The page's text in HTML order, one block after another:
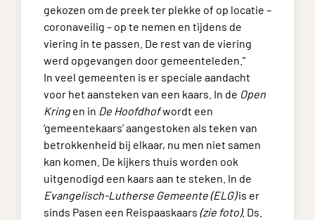
gekozen om de preek ter plekke of op locatie –
coronaveilig – op te nemen en tijdens de
viering in te passen. De rest van de viering
werd opgevangen door gemeenteleden.”
In veel gemeenten is er speciale aandacht
voor het aansteken van een kaars. In de Open
Kringen in De Hoofdhofwordt een
‘gemeentekaars’ aangestoken als teken van
betrokkenheid bij elkaar, nu men niet samen
kan komen. De kijkers thuis worden ook
uitgenodigd een kaars aan te steken. In de
Evangelisch-Lutherse Gemeente (ELG)is er
sinds Pasen een Reispaaskaars (zie foto). Ds.